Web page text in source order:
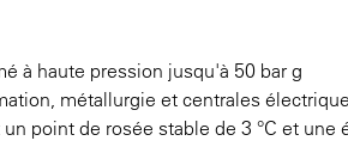
à haute pression jusqu'à 50 bar g
métallurgie et centrales
point de rosée stable de 3 °C et